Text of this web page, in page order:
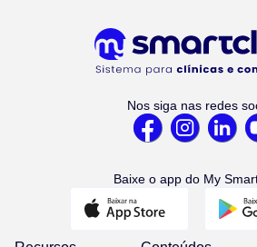
Nos siga nas redes
Baixe o app do My